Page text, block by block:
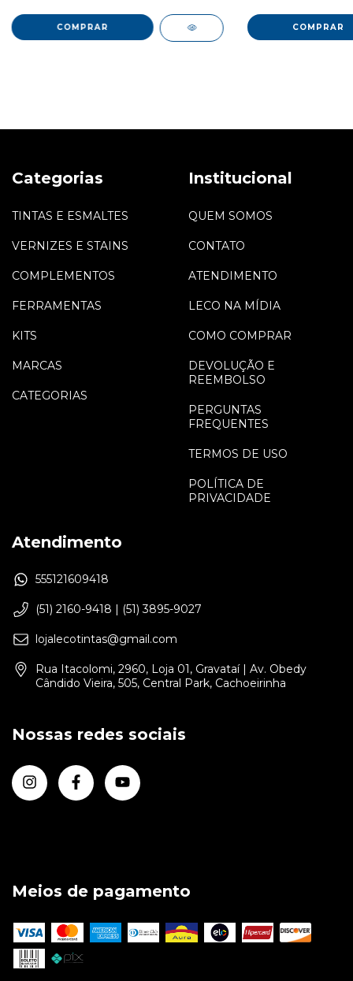
Categorias
TINTAS E ESMALTES
VERNIZES E STAINS
COMPLEMENTOS
FERRAMENTAS
KITS
MARCAS
CATEGORIAS
Institucional
QUEM SOMOS
CONTATO
ATENDIMENTO
LECO NA MÍDIA
COMO COMPRAR
DEVOLUÇÃO E
REEMBOLSO
PERGUNTAS
FREQUENTES
TERMOS DE USO
POLÍTICA DE
PRIVACIDADE
Atendimento
555121609418
(51) 2160-9418 | (51) 3895-9027
lojalecotintas@gmail.com
Rua Itacolomi, 2960, Loja 01, Gravataí | Av. Obedy
Cândido Vieira, 505, Central Park, Cachoeirinha
Nossas redes sociais
Meios de pagamento